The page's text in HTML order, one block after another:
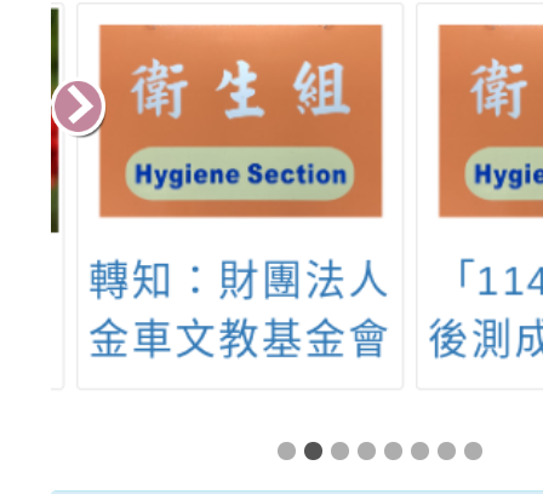
轉知：財團法人
金車文教基金會
淨海洋-淨灘合
「
後測
康主